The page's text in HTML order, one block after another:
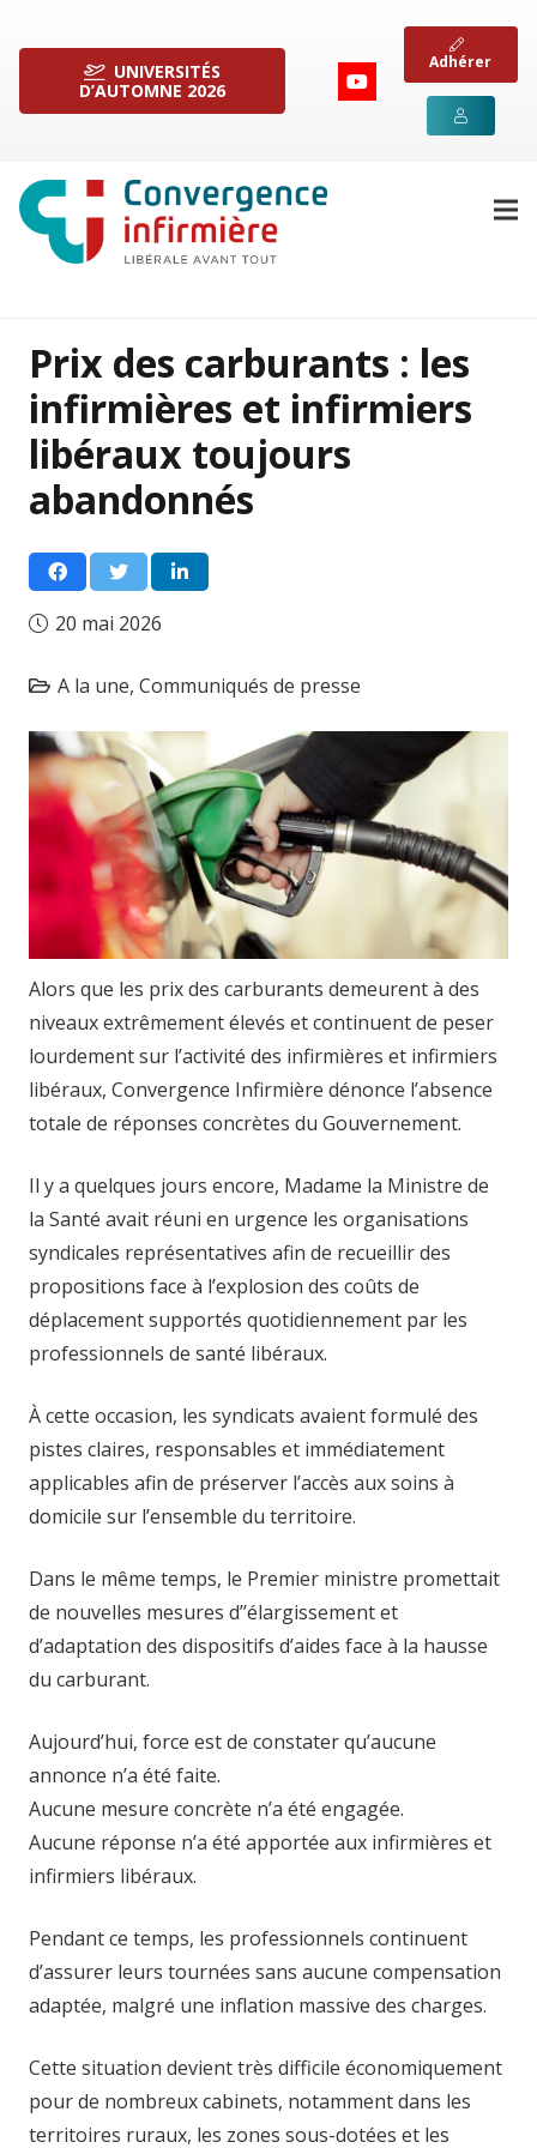
UNIVERSITÉS
D’AUTOMNE 2026
Adhérer
Prix des carburants : les
infirmières et infirmiers
libéraux toujours
abandonnés
20 mai 2026
A la une,Communiqués de presse
Alors que les prix des carburants demeurent à des
niveaux extrêmement élevés et continuent de peser
lourdement sur l’activité des infirmières et infirmiers
libéraux, Convergence Infirmière dénonce l’absence
totale de réponses concrètes du Gouvernement.
Il y a quelques jours encore, Madame la Ministre de
la Santé avait réuni en urgence les organisations
syndicales représentatives afin de recueillir des
propositions face à l’explosion des coûts de
déplacement supportés quotidiennement par les
professionnels de santé libéraux.
À cette occasion, les syndicats avaient formulé des
pistes claires, responsables et immédiatement
applicables afin de préserver l’accès aux soins à
domicile sur l’ensemble du territoire.
Dans le même temps, le Premier ministre promettait
de nouvelles mesures d’’élargissement et
d’adaptation des dispositifs d’aides face à la hausse
du carburant.
Aujourd’hui, force est de constater qu’aucune
annonce n’a été faite.
Aucune mesure concrète n’a été engagée.
Aucune réponse n’a été apportée aux infirmières et
infirmiers libéraux.
Pendant ce temps, les professionnels continuent
d’assurer leurs tournées sans aucune compensation
adaptée, malgré une inflation massive des charges.
Cette situation devient très difficile économiquement
pour de nombreux cabinets, notamment dans les
territoires ruraux, les zones sous-dotées et les